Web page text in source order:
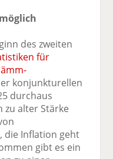
des zweiten
für
konjunkturellen
durchaus
zu alter Stärke
die Inflation geht
gibt es ein